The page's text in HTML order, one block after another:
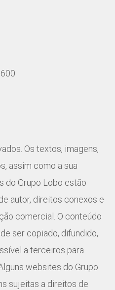
Os textos, imagens,
assim como a sua
do Grupo Lobo estão
autor, direitos conexos e
comercial. O conteúdo
ser copiado, difundido,
a terceiros para
websites do Grupo
sujeitas a direitos de